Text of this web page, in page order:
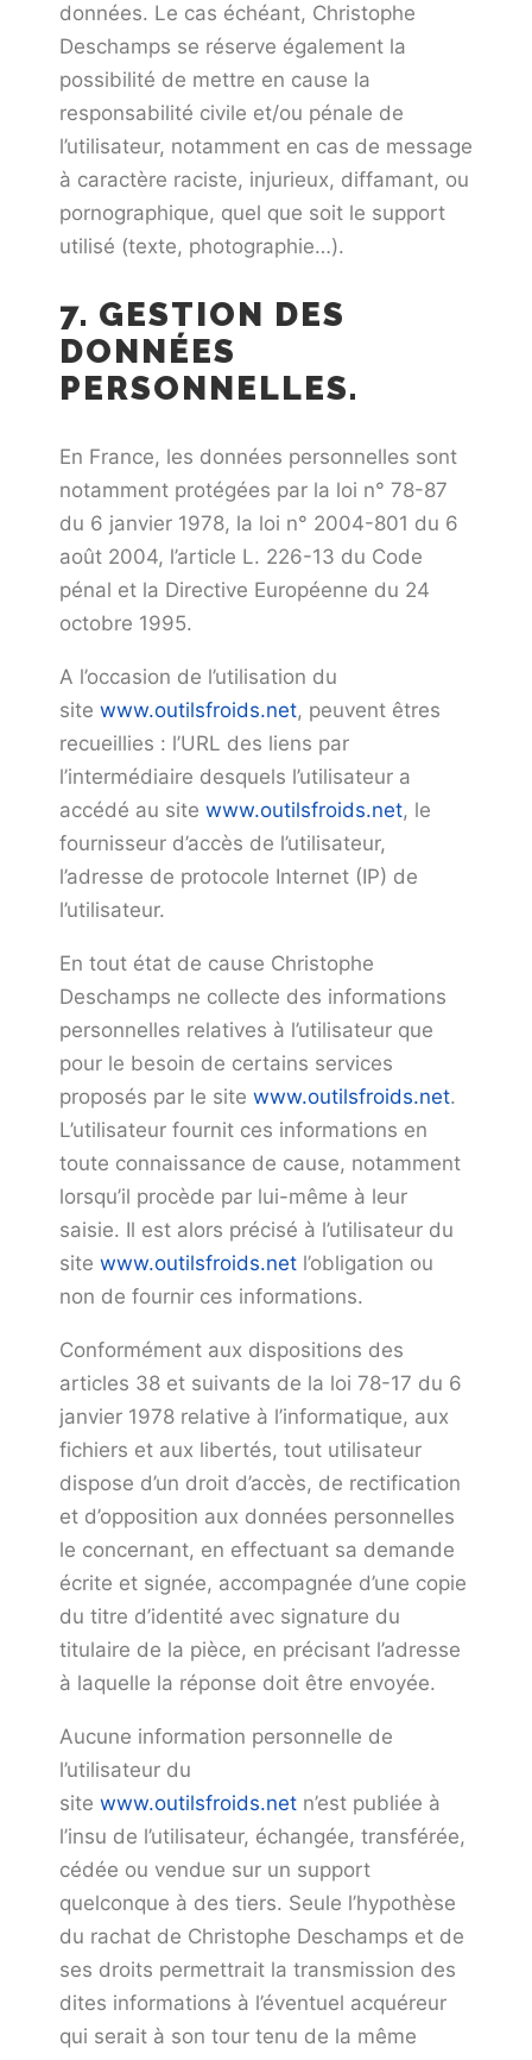
données. Le cas échéant, Christophe
Deschamps se réserve également la
possibilité de mettre en cause la
responsabilité civile et/ou pénale de
l’utilisateur, notamment en cas de message
à caractère raciste, injurieux, diffamant, ou
pornographique, quel que soit le support
utilisé (texte, photographie…).
7. GESTION DES
DONNÉES
PERSONNELLES.
En France, les données personnelles sont
notamment protégées par la loi n° 78-87
du 6 janvier 1978, la loi n° 2004-801 du 6
août 2004, l’article L. 226-13 du Code
pénal et la Directive Européenne du 24
octobre 1995.
A l’occasion de l’utilisation du
site www.outilsfroids.net, peuvent êtres
recueillies : l’URL des liens par
l’intermédiaire desquels l’utilisateur a
accédé au site www.outilsfroids.net, le
fournisseur d’accès de l’utilisateur,
l’adresse de protocole Internet (IP) de
l’utilisateur.
En tout état de cause Christophe
Deschamps ne collecte des informations
personnelles relatives à l’utilisateur que
pour le besoin de certains services
proposés par le site www.outilsfroids.net.
L’utilisateur fournit ces informations en
toute connaissance de cause, notamment
lorsqu’il procède par lui-même à leur
saisie. Il est alors précisé à l’utilisateur du
site www.outilsfroids.net l’obligation ou
non de fournir ces informations.
Conformément aux dispositions des
articles 38 et suivants de la loi 78-17 du 6
janvier 1978 relative à l’informatique, aux
fichiers et aux libertés, tout utilisateur
dispose d’un droit d’accès, de rectification
et d’opposition aux données personnelles
le concernant, en effectuant sa demande
écrite et signée, accompagnée d’une copie
du titre d’identité avec signature du
titulaire de la pièce, en précisant l’adresse
à laquelle la réponse doit être envoyée.
Aucune information personnelle de
l’utilisateur du
site www.outilsfroids.net n’est publiée à
l’insu de l’utilisateur, échangée, transférée,
cédée ou vendue sur un support
quelconque à des tiers. Seule l’hypothèse
du rachat de Christophe Deschamps et de
ses droits permettrait la transmission des
dites informations à l’éventuel acquéreur
qui serait à son tour tenu de la même